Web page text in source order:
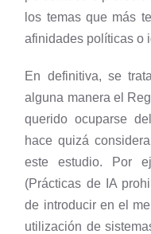
los temas que más
afinidades políticas o
En definitiva, se
alguna manera el
querido ocuparse
hace quizá
este estudio. Por
(Prácticas de IA
de introducir en el
utilización de